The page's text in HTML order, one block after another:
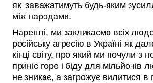
які заважатимуть будь-яким
між народами.
Нарешті, ми закликаємо всіх
російську агресію в Україні як
кінці світу, про який ми почули з
приніс горе і біду для мільйонів
не зникає, а загрожує вилитися